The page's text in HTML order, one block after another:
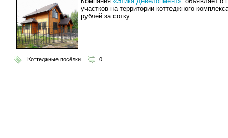
участков на территории коттеджного
рублей за сотку.
Коттеджные посёлки 0